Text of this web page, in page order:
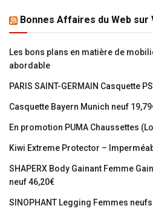
Bonnes Affaires du Web sur
Les bons plans en matière de
abordable
PARIS SAINT-GERMAIN Casquette
Casquette Bayern Munich neuf
En promotion PUMA Chaussettes
Kiwi Extreme Protector –
SHAPERX Body Gainant Femme
neuf 46,20€
SINOPHANT Legging Femmes